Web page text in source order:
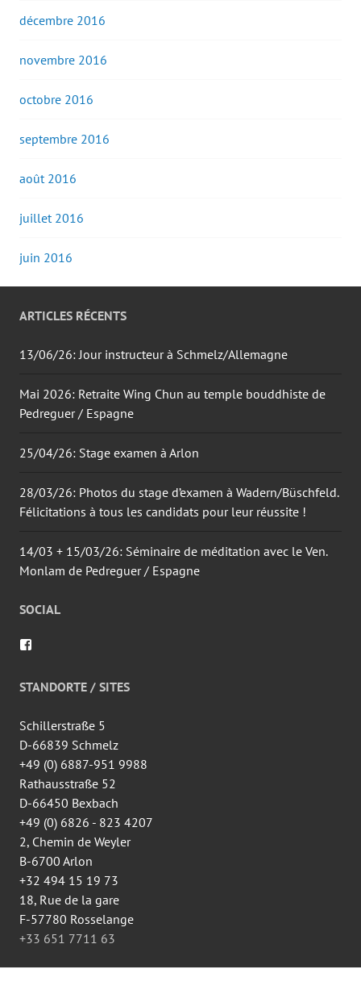
décembre 2016
novembre 2016
octobre 2016
septembre 2016
août 2016
juillet 2016
juin 2016
ARTICLES RÉCENTS
13/06/26: Jour instructeur à Schmelz/Allemagne
Mai 2026: Retraite Wing Chun au temple bouddhiste de
Pedreguer / Espagne
25/04/26: Stage examen à Arlon
28/03/26: Photos du stage d’examen à Wadern/Büschfeld.
Félicitations à tous les candidats pour leur réussite !
14/03 + 15/03/26: Séminaire de méditation avec le Ven.
Monlam de Pedreguer / Espagne
SOCIAL
de
wingtsun.arlon
Facebook
STANDORTE / SITES
Schillerstraße 5
D-66839 Schmelz
+49 (0) 6887-951 9988
Rathausstraße 52
D-66450 Bexbach
+49 (0) 6826 - 823 4207
2, Chemin de Weyler
B-6700 Arlon
+32 494 15 19 73
18, Rue de la gare
F-57780 Rosselange
+33 651 7711 63